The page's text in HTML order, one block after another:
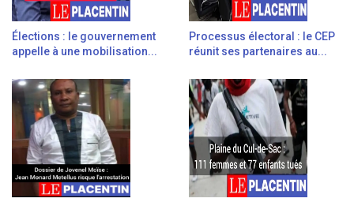
Élections : le gouvernement
appelle à une mobilisation...
Processus électoral : le CEP
réunit ses partenaires au...